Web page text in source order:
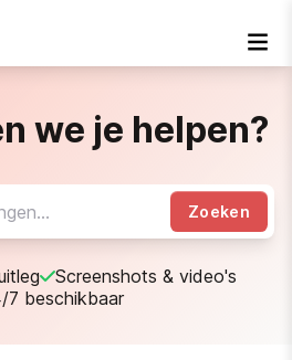
we je helpen?
Zoeken
Screenshots & video's
7 beschikbaar